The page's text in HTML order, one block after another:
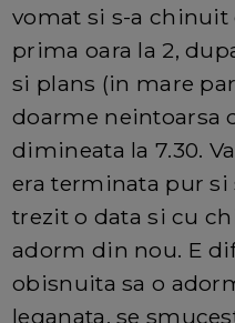
vomat si s-a
prima oara la 2,
si plans (in mare
doarme neintoarsa
dimineata la 7.30.
era terminata pur si
trezit o data si cu
adorm din nou. E
obisnuita sa o
leganata, se